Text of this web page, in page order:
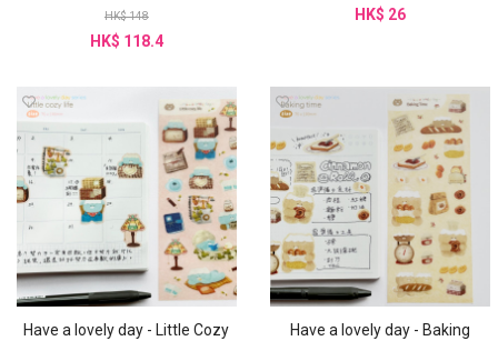
HK$ 148
HK$ 118.4
HK$ 26
Have a lovely day - Little Cozy
Have a lovely day - Baking